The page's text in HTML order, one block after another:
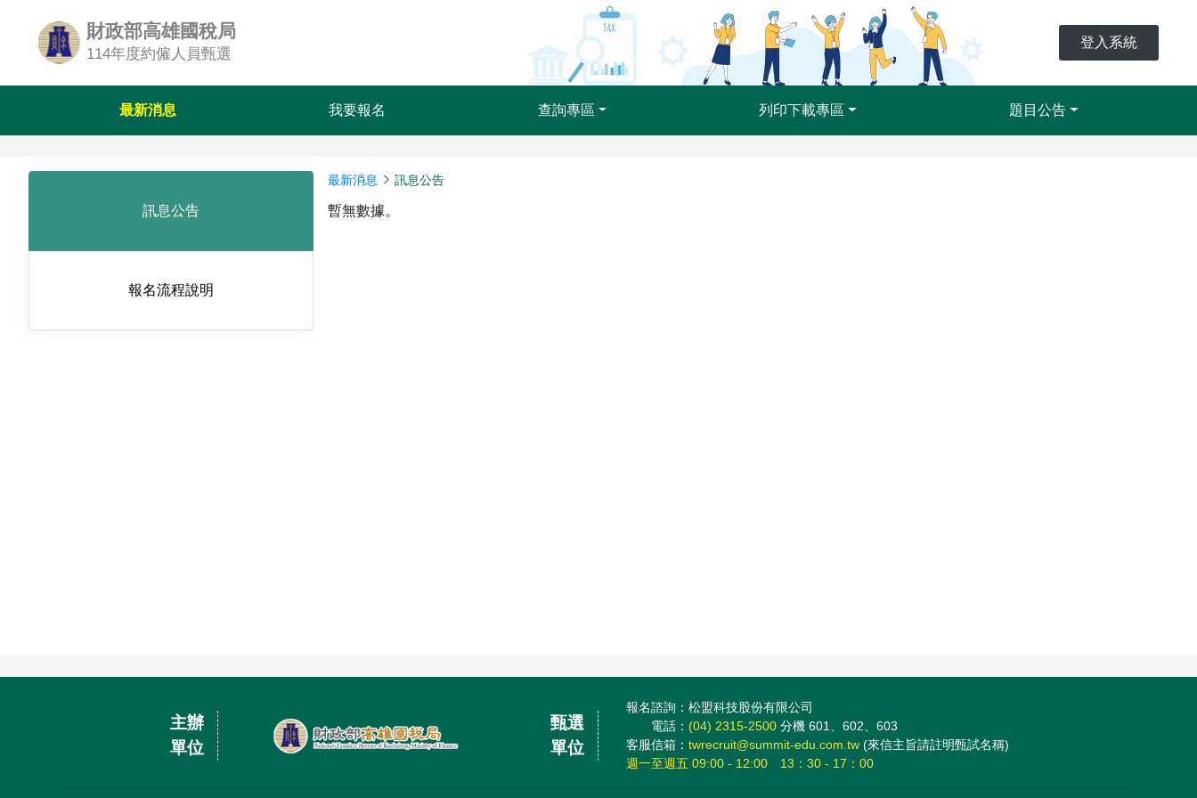
財政部高雄國稅局
114年度約僱人員甄選
登入系統
最新消息 我要報名 查詢專區 列印下載專區 題目公告
訊息公告
報名流程說明
最新消息 訊息公告
暫無數據。
主辦
單位
甄選
單位
報名諮詢：松盟科技股份有限公司
電話： (04) 2315-2500分機 601、602、603
客服信箱： twrecruit@summit-edu.com.tw(來信主旨請註明甄試名稱)
週一至週五 09:00 - 12:00 13：30 - 17：00